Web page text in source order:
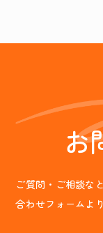
お
ご質問・ご相談な
合わせフォームよ